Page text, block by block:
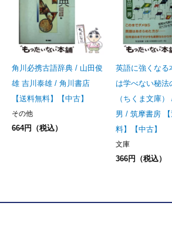
角川必携古語辞典 / 山田俊
雄 吉川泰雄 / 角川書店
【送料無料】【中古】
その他
664円（税込）
英語に強くなる
は学べない秘法
（ちくま文庫
男 / 筑摩書房
料】【中古】
文庫
366円（税込）